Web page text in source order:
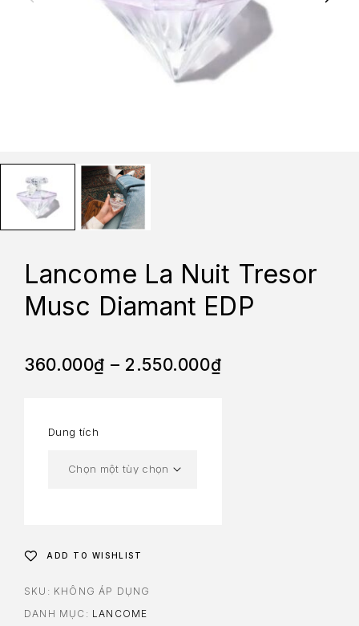
Lancome La Nuit Tresor
Musc Diamant EDP
360.000₫ – 2.550.000₫
Dung tích
ADD TO WISHLIST
SKU: KHÔNG ÁP DỤNG
DANH MỤC: LANCOME